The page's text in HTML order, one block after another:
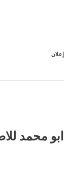
إعلان
ابو محمد